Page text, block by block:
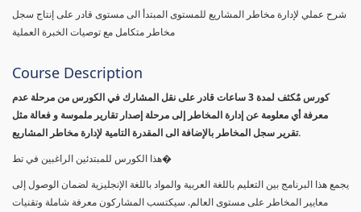
شرح عملي لإدارة مخاطر المشاريع للمستوى المبتدأ الى مستوى قادر على إنتاج سجل
مخاطر متكامل مع توصيات الخبرة العملية
Course Description
كورس مٌكثف لمدة 3 ساعات قادر على نقل المشارك في الكورس من مرحلة عدم
معرفة أي معلومة عن إدارة المخاطر إلى مرحلة إصدار تقارير ملموسة و فعالة مثل
تقرير سجل المخاطر بالإضافة الى المقدرة التامية لإدارة مخاطر المشاريع.
هذا الكورس للمبتدئين الراغبين في تط�
يجمع هذا البرنامج بين التعليم باللغة العربية والمواد باللغة الإنجليزية لضمان الوصول إلى
معايير المخاطر على مستوى العالم. سيكتسب المشاركون معرفة شاملة وتقنيات